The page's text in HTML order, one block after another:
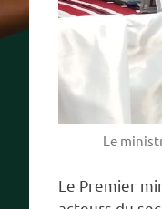
Le
Le Premier